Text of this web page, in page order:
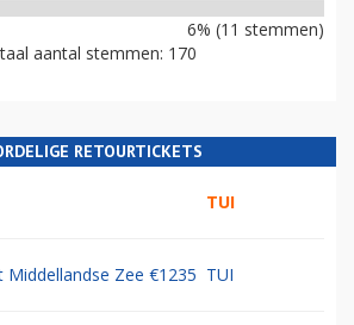
6% (11 stemmen)
aantal stemmen: 170
RETOURTICKETS
TUI
Middellandse Zee €1235 TUI